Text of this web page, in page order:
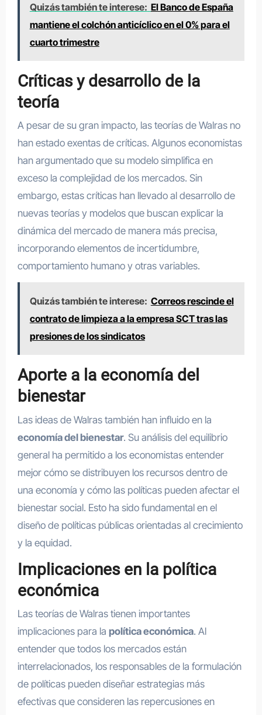
Quizás también te interese: El Banco de España
mantiene el colchón anticíclico en el 0% para el
cuarto trimestre
Críticas y desarrollo de la
teoría
A pesar de su gran impacto, las teorías de Walras no
han estado exentas de críticas. Algunos economistas
han argumentado que su modelo simplifica en
exceso la complejidad de los mercados. Sin
embargo, estas críticas han llevado al desarrollo de
nuevas teorías y modelos que buscan explicar la
dinámica del mercado de manera más precisa,
incorporando elementos de incertidumbre,
comportamiento humano y otras variables.
Quizás también te interese: Correos rescinde el
contrato de limpieza a la empresa SCT tras las
presiones de los sindicatos
Aporte a la economía del
bienestar
Las ideas de Walras también han influido en la
economía del bienestar. Su análisis del equilibrio
general ha permitido a los economistas entender
mejor cómo se distribuyen los recursos dentro de
una economía y cómo las políticas pueden afectar el
bienestar social. Esto ha sido fundamental en el
diseño de políticas públicas orientadas al crecimiento
y la equidad.
Implicaciones en la política
económica
Las teorías de Walras tienen importantes
implicaciones para la política económica. Al
entender que todos los mercados están
interrelacionados, los responsables de la formulación
de políticas pueden diseñar estrategias más
efectivas que consideren las repercusiones en